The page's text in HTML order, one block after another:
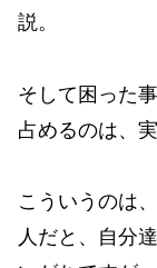
説。
そして困った
占めるのは、
こういうのは
人だと、自分